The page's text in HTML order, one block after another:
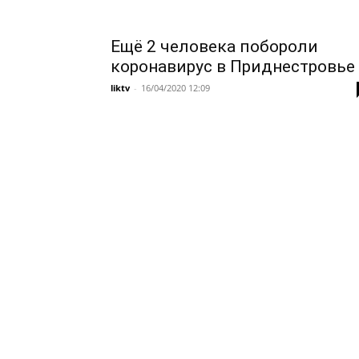
Ещё 2 человека побороли
коронавирус в Приднестровье
liktv - 16/04/2020 12:09